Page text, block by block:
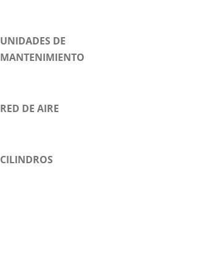
UNIDADES DE
MANTENIMIENTO
RED DE AIRE
CILINDROS